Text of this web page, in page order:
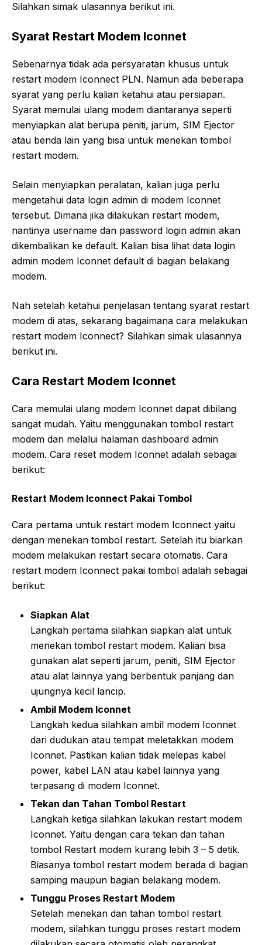
Silahkan simak ulasannya berikut ini.
Syarat Restart Modem Iconnet
Sebenarnya tidak ada persyaratan khusus untuk
restart modem Iconnect PLN. Namun ada beberapa
syarat yang perlu kalian ketahui atau persiapan.
Syarat memulai ulang modem diantaranya seperti
menyiapkan alat berupa peniti, jarum, SIM Ejector
atau benda lain yang bisa untuk menekan tombol
restart modem.
Selain menyiapkan peralatan, kalian juga perlu
mengetahui data login admin di modem Iconnet
tersebut. Dimana jika dilakukan restart modem,
nantinya username dan password login admin akan
dikembalikan ke default. Kalian bisa lihat data login
admin modem Iconnet default di bagian belakang
modem.
Nah setelah ketahui penjelasan tentang syarat restart
modem di atas, sekarang bagaimana cara melakukan
restart modem Iconnect? Silahkan simak ulasannya
berikut ini.
Cara Restart Modem Iconnet
Cara memulai ulang modem Iconnet dapat dibilang
sangat mudah. Yaitu menggunakan tombol restart
modem dan melalui halaman dashboard admin
modem. Cara reset modem Iconnet adalah sebagai
berikut:
Restart Modem Iconnect Pakai Tombol
Cara pertama untuk restart modem Iconnect yaitu
dengan menekan tombol restart. Setelah itu biarkan
modem melakukan restart secara otomatis. Cara
restart modem Iconnect pakai tombol adalah sebagai
berikut:
Siapkan Alat
Langkah pertama silahkan siapkan alat untuk
menekan tombol restart modem. Kalian bisa
gunakan alat seperti jarum, peniti, SIM Ejector
atau alat lainnya yang berbentuk panjang dan
ujungnya kecil lancip.
Ambil Modem Iconnet
Langkah kedua silahkan ambil modem Iconnet
dari dudukan atau tempat meletakkan modem
Iconnet. Pastikan kalian tidak melepas kabel
power, kabel LAN atau kabel lainnya yang
terpasang di modem Iconnet.
Tekan dan Tahan Tombol Restart
Langkah ketiga silahkan lakukan restart modem
Iconnet. Yaitu dengan cara tekan dan tahan
tombol Restart modem kurang lebih 3 – 5 detik.
Biasanya tombol restart modem berada di bagian
samping maupun bagian belakang modem.
Tunggu Proses Restart Modem
Setelah menekan dan tahan tombol restart
modem, silahkan tunggu proses restart modem